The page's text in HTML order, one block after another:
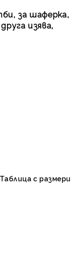
за шаферка,
изява,
Таблица с размери